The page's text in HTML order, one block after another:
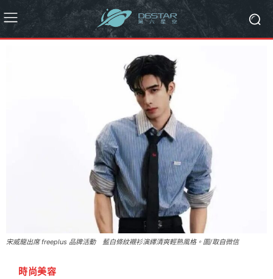
宋威龍出席 freeplus 品牌活動 藍白條紋襯衫演繹清爽輕熟風格。圖/取自微信
時尚美容